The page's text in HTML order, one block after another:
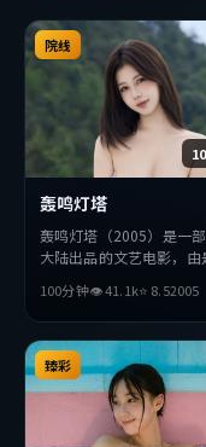
院线
轰鸣灯塔
轰鸣灯塔（2005）是一
大陆出品的文艺电影，由
汤姆·哈迪等主演。影片
事与视听上力求突破，探
与抉择，节奏张弛有度，
欢该类型的观众完整观看
100分钟👁41.1k⭐ 8.52005
臻彩